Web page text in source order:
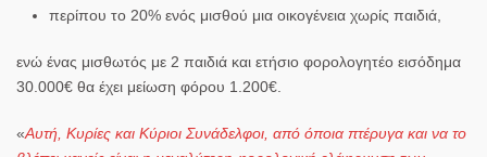
περίπου το 20% ενός μισθού μια οικογένεια χωρίς παιδιά,
ενώ ένας μισθωτός με 2 παιδιά και ετήσιο φορολογητέο εισόδημα
30.000€ θα έχει μείωση φόρου 1.200€
«Αυτή, Κυρίες και Κύριοι Συνάδελφοι, από όποια πτέρυγα και να το